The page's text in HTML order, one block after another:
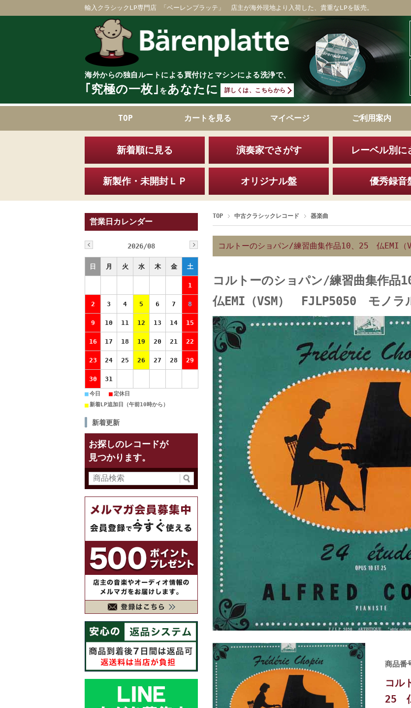
輸入クラシックLP専門店 「ベーレンプラッテ」 店主が海外現地より入荷した、貴重なLPを販売。
海外からの独自ルートによる買付けとマシンによる洗浄で、
｢究極の一枚｣ をあなたに 詳しくは、こちらから
TOP カートを見る マイページ ご利用案内
新着順に見る 演奏家でさがす レーベル別に
新製作・未開封ＬＰ オリジナル盤 優秀録音
TOP 中古クラシックレコード 器楽曲
コルトーのショパン/練習曲集作品10、25 仏EMI
コルトーのショパン/練習曲集作品
仏EMI（VSM） FJLP5050 モノラ
商品番
コル
25
営業日カレンダー
2026/08
日 月 火 水 木 金 土
1
2 3 4 5 6 7 8
9 10 11 12 13 14 15
16 17 18 19 20 21 22
23 24 25 26 27 28 29
30 31
■今日 ■ 定休日
■新着LP追加日（午前10時から）
新着更新
お探しのレコードが
見つかります。